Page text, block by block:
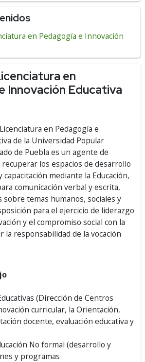
en Pedagogía e Innovación
en
Innovación Educativa
en Pedagogía e
de la Universidad Popular
de Puebla es un agente de
recuperar los espacios de desarrollo
capacitación mediante la Educación,
comunicación verbal y escrita,
temas humanos, sociales y
para el ejercicio de liderazgo
y el compromiso social con la
la responsabilidad de la vocación
(Dirección de Centros
curricular, la Orientación,
docente, evaluación educativa y
No formal (desarrollo y
y programas